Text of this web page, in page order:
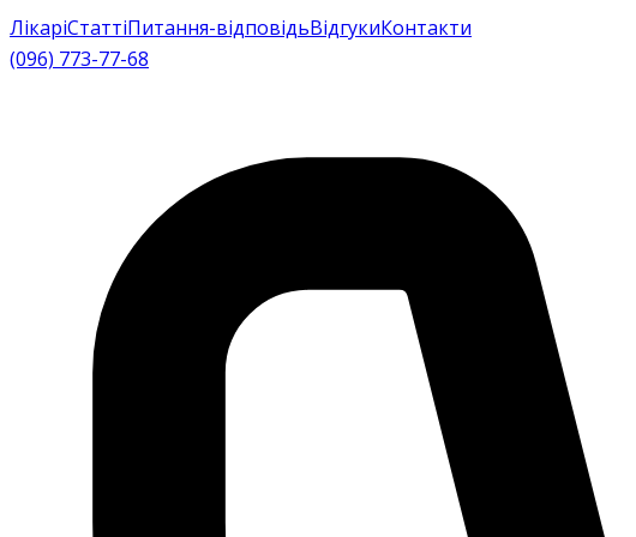
ЛікаріСтаттіПитання-відповідьВідгукиКонтакти
(096) 773-77-68